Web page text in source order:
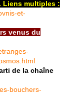
Liens multiples :
et-
venus du
de la chaîne
bouchers-